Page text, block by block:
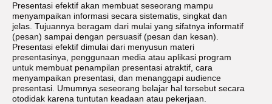
Presentasi efektif akan membuat seseorang mampu
menyampaikan informasi secara sistematis, singkat dan
jelas. Tujuannya beragam dari mulai yang sifatnya informatif
(pesan) sampai dengan persuasif (pesan dan kesan).
Presentasi efektif dimulai dari menyusun materi
presentasinya, penggunaan media atau aplikasi program
untuk membuat penampilan presentasi atraktif, cara
menyampaikan presentasi, dan menanggapi audience
presentasi. Umumnya seseorang belajar hal tersebut secara
otodidak karena tuntutan keadaan atau pekerjaan.